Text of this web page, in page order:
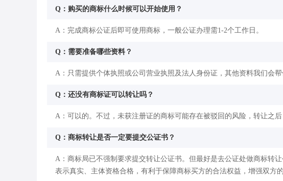
Q：购买的商标什么时候可以开始使用？
A：完成商标公证后即可使用商标，一般公证办理需1-2个工作日。
Q：需要准备哪些资料？
A：只需提供个体执照或公司营业执照及法人身份证，其他资料我们会帮
Q：还没有商标证可以转让吗？
A：可以的。不过，未获注册证的商标可能存在被驳回的风险，转让之
Q：商标转让是否一定要提交公证书？
A：商标局已不强制要求提交转让公证书。但最好是去公证处做商标转
表示真实、主体资格合格，有利于保障商标买方的合法权益，增强双方的